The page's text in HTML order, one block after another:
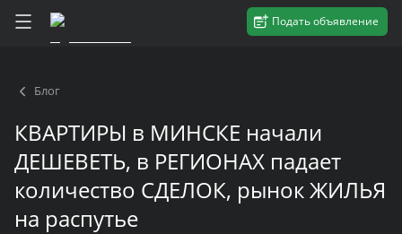
Подать объявление
Блог
КВАРТИРЫ в МИНСКЕ начали
ДЕШЕВЕТЬ, в РЕГИОНАХ падает
количество СДЕЛОК, рынок ЖИЛЬЯ
на распутье